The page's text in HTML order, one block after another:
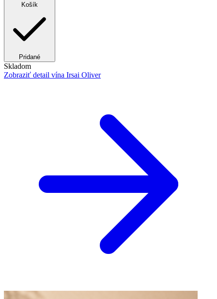
Košík
Pridané
Skladom
Zobraziť detail vína Irsai Oliver